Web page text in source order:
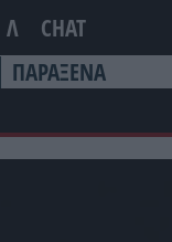
Λ CHAT
ΠΑΡΑΞΕΝΑ